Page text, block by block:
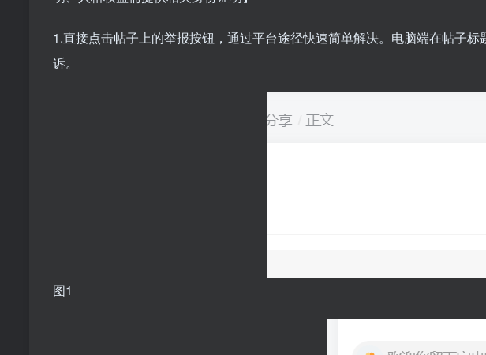
1.直接点击帖子上的举报按钮，通过平台途径快速简单解决。电脑端在帖子
诉。
图1